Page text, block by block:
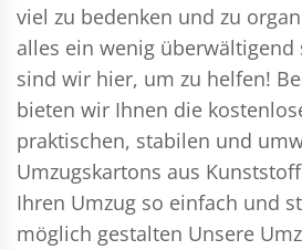
viel zu bedenken und zu
alles ein wenig überwältigend
sind wir hier, um zu helfen!
bieten wir Ihnen die
praktischen, stabilen und
Umzugskartons aus
Ihren Umzug so einfach und
möglich gestalten Unsere